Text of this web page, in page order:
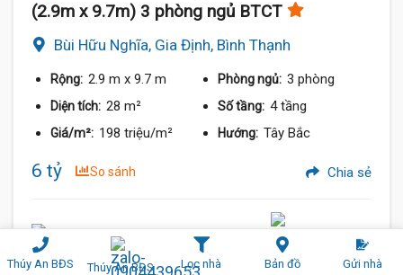
Thúy An BĐS Thúy An BĐS Lọc nhà Bản đồ Gửi nhà
(2.9m x 9.7m) 3 phòng ngủ BTCT
Bùi Hữu Nghĩa, Gia Định, Bình Thạnh
Rộng: 2.9 m x 9.7 m Phòng ngủ: 3 phòng
Diện tích: 28 m² Số tầng: 4 tầng
Giá/m²: 198 triệu/m² Hướng: Tây Bắc
6 tỷ So sánh Chia sẻ
Thúy An BĐS 0904439653